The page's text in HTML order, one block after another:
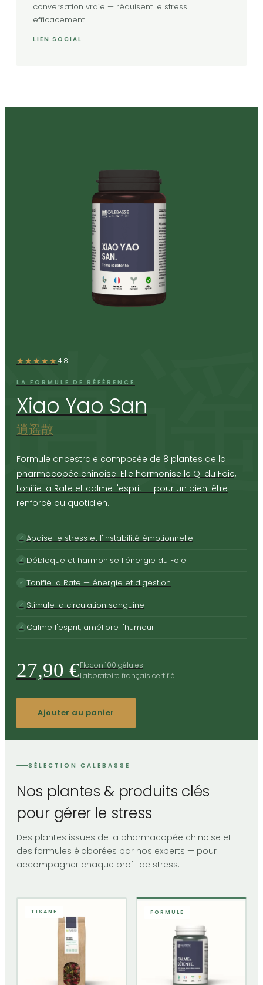
conversation vraie — réduisent le stress
efficacement.
LIEN SOCIAL
★★★★★4.8
LA FORMULE DE RÉFÉRENCE
Xiao Yao San
逍遥散
Formule ancestrale composée de 8 plantes de la
pharmacopée chinoise. Elle harmonise le Qi du Foie,
tonifie la Rate et calme l'esprit — pour un bien-être
renforcé au quotidien.
✓ Apaise le stress et l'instabilité émotionnelle
✓ Débloque et harmonise l'énergie du Foie
✓ Tonifie la Rate — énergie et digestion
✓ Stimule la circulation sanguine
✓ Calme l'esprit, améliore l'humeur
27,90 €Flacon 100 gélules
Laboratoire français certifié
Ajouter au panier
SÉLECTION CALEBASSE
Nos plantes & produits clés
pour gérer le stress
Des plantes issues de la pharmacopée chinoise et
des formules élaborées par nos experts — pour
accompagner chaque profil de stress.
TISANE FORMULE